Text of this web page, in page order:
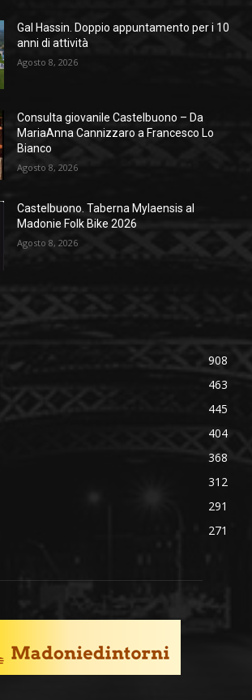
Gal Hassin. Doppio appuntamento per i 10
anni di attività
Agosto 8, 2026
Consulta giovanile Castelbuono – Da
MariaAnna Cannizzaro a Francesco Lo
Bianco
Agosto 8, 2026
Castelbuono. Taberna Mylaensis al
Madonie Folk Bike 2026
Agosto 8, 2026
908
463
445
404
368
312
291
271